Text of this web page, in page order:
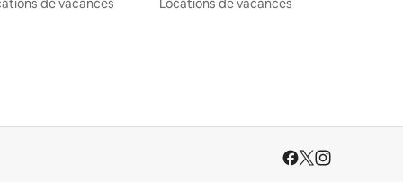
de vacances
Locations de vacances